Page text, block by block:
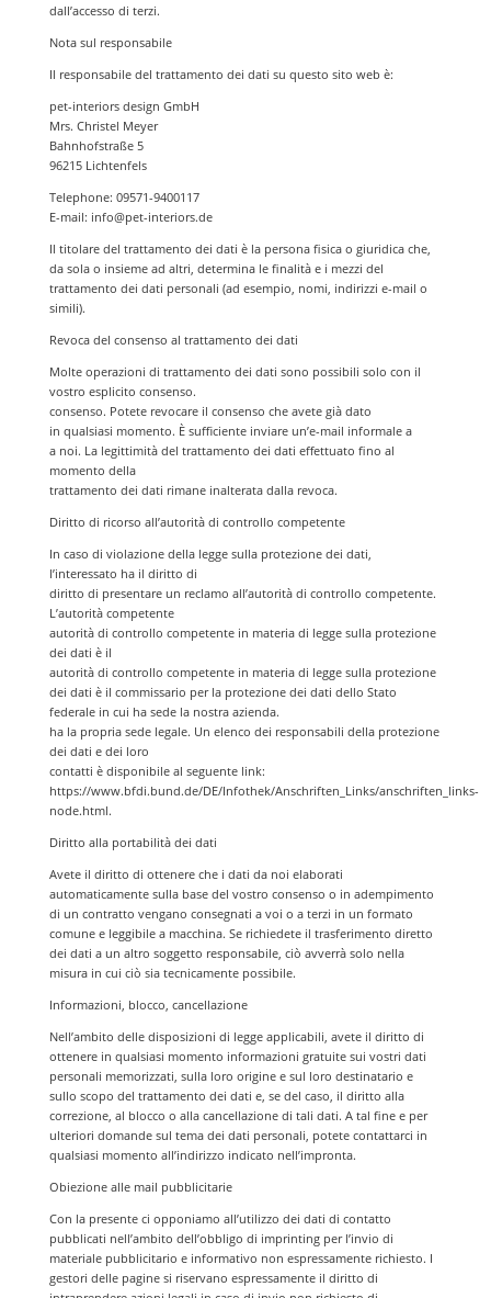
dall’accesso di terzi.
Nota sul responsabile
Il responsabile del trattamento dei dati su questo sito web è:
pet-interiors design GmbH
Mrs. Christel Meyer
Bahnhofstraße 5
96215 Lichtenfels
Telephone: 09571-9400117
E-mail: info@pet-interiors.de
Il titolare del trattamento dei dati è la persona fisica o giuridica che,
da sola o insieme ad altri, determina le finalità e i mezzi del
trattamento dei dati personali (ad esempio, nomi, indirizzi e-mail o
simili).
Revoca del consenso al trattamento dei dati
Molte operazioni di trattamento dei dati sono possibili solo con il
vostro esplicito consenso.
consenso. Potete revocare il consenso che avete già dato
in qualsiasi momento. È sufficiente inviare un’e-mail informale a
a noi. La legittimità del trattamento dei dati effettuato fino al
momento della
trattamento dei dati rimane inalterata dalla revoca.
Diritto di ricorso all’autorità di controllo competente
In caso di violazione della legge sulla protezione dei dati,
l’interessato ha il diritto di
diritto di presentare un reclamo all’autorità di controllo competente.
L’autorità competente
autorità di controllo competente in materia di legge sulla protezione
dei dati è il
autorità di controllo competente in materia di legge sulla protezione
dei dati è il commissario per la protezione dei dati dello Stato
federale in cui ha sede la nostra azienda.
ha la propria sede legale. Un elenco dei responsabili della protezione
dei dati e dei loro
contatti è disponibile al seguente link:
https://www.bfdi.bund.de/DE/Infothek/Anschriften_Links/anschriften_links-
node.html.
Diritto alla portabilità dei dati
Avete il diritto di ottenere che i dati da noi elaborati
automaticamente sulla base del vostro consenso o in adempimento
di un contratto vengano consegnati a voi o a terzi in un formato
comune e leggibile a macchina. Se richiedete il trasferimento diretto
dei dati a un altro soggetto responsabile, ciò avverrà solo nella
misura in cui ciò sia tecnicamente possibile.
Informazioni, blocco, cancellazione
Nell’ambito delle disposizioni di legge applicabili, avete il diritto di
ottenere in qualsiasi momento informazioni gratuite sui vostri dati
personali memorizzati, sulla loro origine e sul loro destinatario e
sullo scopo del trattamento dei dati e, se del caso, il diritto alla
correzione, al blocco o alla cancellazione di tali dati. A tal fine e per
ulteriori domande sul tema dei dati personali, potete contattarci in
qualsiasi momento all’indirizzo indicato nell’impronta.
Obiezione alle mail pubblicitarie
Con la presente ci opponiamo all’utilizzo dei dati di contatto
pubblicati nell’ambito dell’obbligo di imprinting per l’invio di
materiale pubblicitario e informativo non espressamente richiesto. I
gestori delle pagine si riservano espressamente il diritto di